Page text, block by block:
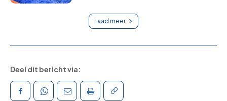
Laad meer
Deel dit bericht via: